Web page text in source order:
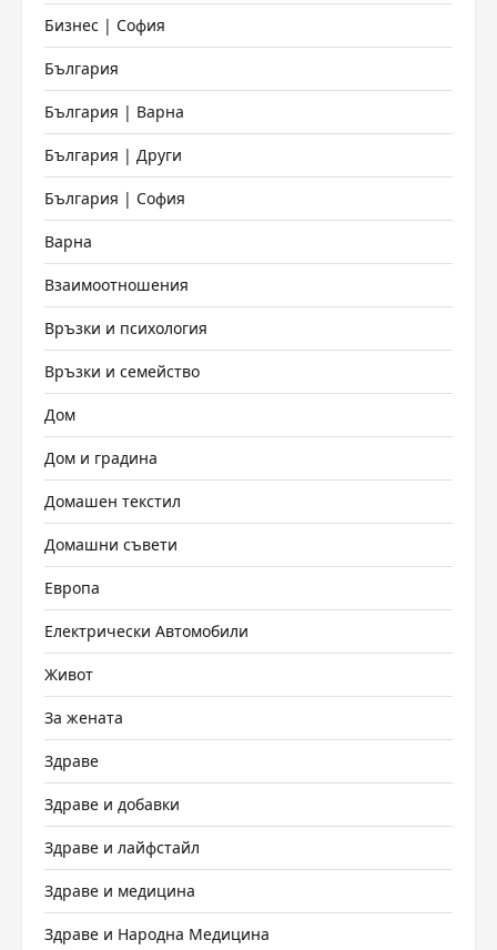
Бизнес | София
България
България | Варна
България | Други
България | София
Варна
Взаимоотношения
Връзки и психология
Връзки и семейство
Дом
Дом и градина
Домашен текстил
Домашни съвети
Европа
Електрически Автомобили
Живот
За жената
Здраве
Здраве и добавки
Здраве и лайфстайл
Здраве и медицина
Здраве и Народна Медицина